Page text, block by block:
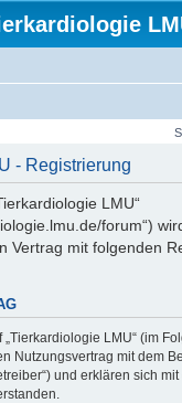
- Registrierung
LMU“
forum“)
Vertrag mit folgenden
„Tierkardiologie LMU“ (im
Nutzungsvertrag mit dem
und erklären sich